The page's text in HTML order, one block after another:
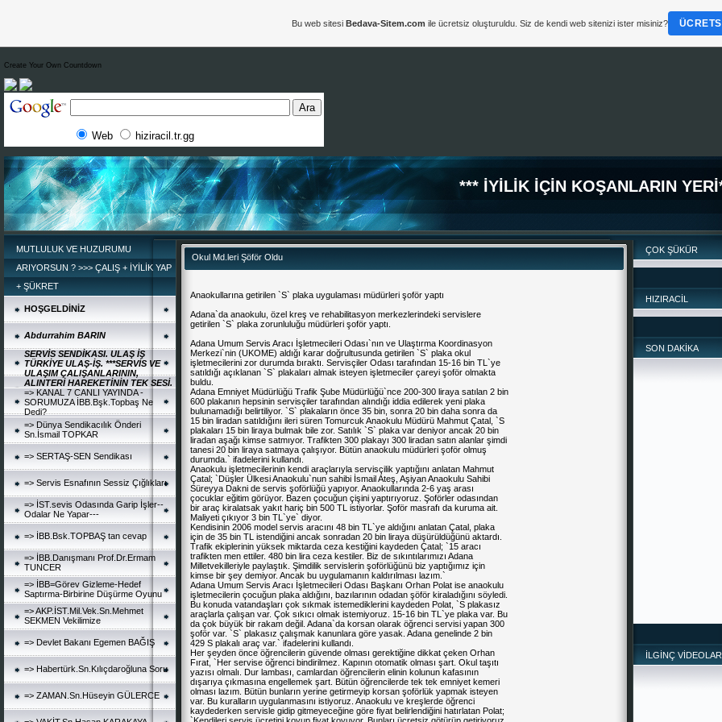
Create Your Own Countdown
Web hiziracil.tr.gg
*** İYİLİK İÇİN KOŞANLARIN
MUTLULUK VE HUZURUMU
ARIYORSUN ? >>> ÇALIŞ + İYİLİK YAP
+ ŞÜKRET
HOŞGELDİNİZ
Abdurrahim BARIN
SERVİS SENDİKASI. ULAŞ İŞ
TÜRKİYE ULAŞ-İŞ. ***SERVİS VE
ULAŞIM ÇALIŞANLARININ,
ALINTERİ HAREKETİNİN TEK SESİ.
=> KANAL 7 CANLI YAYINDA -
SORUMUZA İBB.Bşk.Topbaş Ne
Dedi?
=> Dünya Sendikacılık Önderi
Sn.İsmail TOPKAR
=> SERTAŞ-SEN Sendikası
=> Servis Esnafının Sessiz Çığlıkları
=> İST.sevis Odasında Garip İşler--
Odalar Ne Yapar---
=> İBB.Bsk.TOPBAŞ tan cevap
=> İBB.Danışmanı Prof.Dr.Ermam
TUNCER
=> İBB=Görev Gizleme-Hedef
Saptırma-Birbirine Düşürme Oyunu
=> AKP.İST.Mil.Vek.Sn.Mehmet
SEKMEN Vekilimize
=> Devlet Bakanı Egemen BAĞIŞ
=> Habertürk.Sn.Kılıçdaroğluna Soru
=> ZAMAN.Sn.Hüseyin GÜLERCE
Okul Md.leri Şöför Oldu
Anaokullarına getirilen `S` plaka uygulaması müdürleri şoför yaptı
Adana`da anaokulu, özel kreş ve rehabilitasyon merkezlerindeki servislere
getirilen `S` plaka zorunluluğu müdürleri şoför yaptı.
Adana Umum Servis Aracı İşletmecileri Odası`nın ve Ulaştırma Koordinasyon
Merkezi`nin (UKOME) aldığı karar doğrultusunda getirilen `S` plaka okul
işletmecilerini zor durumda bıraktı. Servisçiler Odası tarafından 15-16 bin TL `ye
satıldığı açıklanan `S` plakaları almak isteyen işletmeciler çareyi şoför olmakta
buldu.
Adana Emniyet Müdürlüğü Trafik Şube Müdürlüğü`nce 200-300 liraya satılan 2 bin
600 plakanın hepsinin servisçiler tarafından alındığı iddia edilerek yeni plaka
bulunamadığı belirtiliyor. `S` plakaların önce 35 bin, sonra 20 bin daha sonra da
15 bin liradan satıldığını ileri süren Tomurcuk Anaokulu Müdürü Mahmut Çatal, `S
plakaları 15 bin liraya bulmak bile zor. Satılık `S` plaka var deniyor ancak 20 bin
liradan aşağı kimse satmıyor. Trafikten 300 plakayı 300 liradan satın alanlar şimdi
tanesi 20 bin liraya satmaya çalışıyor. Bütün anaokulu müdürleri şoför olmuş
durumda.` ifadelerini kullandı.
Anaokulu işletmecilerinin kendi araçlarıyla servisçilik yaptığını anlatan Mahmut
Çatal; `Düşler Ülkesi Anaokulu`nun sahibi İsmail Ateş , Aşiyan Anaokulu Sahibi
Süreyya Dakni de servis şoförlüğü yapıyor. Anaokullarında 2-6 yaş arası
çocuklar eğitim görüyor. Bazen çocuğun çişini yaptırıyoruz. Şoförler odasından
bir araç kiralatsak yakıt hariç bin 500 TL istiyorlar. Şoför masrafı da kuruma ait.
Maliyeti çıkıyor 3 bin TL`ye` diyor.
Kendisinin 2006 model servis aracını 48 bin TL`ye aldığını anlatan Çatal, plaka
için de 35 bin TL istendiğini ancak sonradan 20 bin liraya düşürüldüğünü aktardı.
Trafik ekiplerinin yüksek miktarda ceza kestiğini kaydeden Çatal; `15 aracı
trafikten men ettiler. 480 bin lira ceza kestiler. Biz de sıkıntılarımızı Adana
Milletvekilleriyle paylaştık. Şimdilik servislerin şoförlüğünü biz yaptığımız için
kimse bir şey demiyor. Ancak bu uygulamanın kaldırılması lazım.`
Adana Umum Servis Aracı İşletmecileri Odası Başkanı Orhan Polat ise anaokulu
işletmecilerin çocuğun plaka aldığını, bazılarının odadan şöför kiraladığını söyledi.
Bu konuda vatandaşları çok sıkmak istemediklerini kaydeden Polat , `S plakasız
araçlarla çalışan var. Çok sıkıcı olmak istemiyoruz. 15-16 bin TL`ye plaka var. Bu
da çok büyük bir rakam değil. Adana`da korsan olarak öğrenci servisi yapan 300
şoför var. `S` plakasız çalışmak kanunlara göre yasak. Adana genelinde 2 bin
429 S plakalı araç var.` ifadelerini kullandı.
Her şeyden önce öğrencilerin güvende olması gerektiğine dikkat çeken Orhan
Fırat , `Her servise öğrenci bindirilmez. Kapının otomatik olması şart. Okul taşıtı
yazısı olmalı. Dur lambası, camlardan öğrencilerin elinin kolunun kafasının
dışarıya çıkmasına engellemek şart. Bütün öğrencilerde tek tek emniyet kemeri
olması lazım. Bütün bunların yerine getirmeyip korsan şoförlük yapmak isteyen
var. Bu kuralların uygulanmasını istiyoruz. Anaokulu ve kreşlerde öğrenci
kaydederken servisle gidip gitmeyeceğine göre fiyat belirlendiğini hatırlatan Polat;
ÇOK ŞÜKÜR
HIZIRACİL
SON DAKİKA
İLGİNÇ VİDEOLAR
Bu web sitesi Bedava-Sitem.com ile ücretsiz oluşturuldu. Siz de kendi web sitenizi ister misiniz?